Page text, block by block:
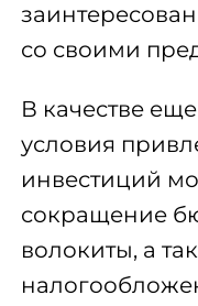
со своими
В качестве
условия
инвестиций
сокращение
волокиты, а